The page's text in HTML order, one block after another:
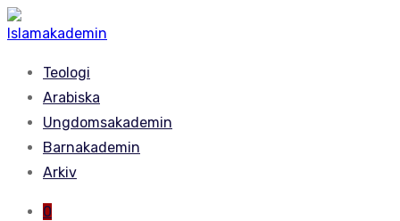
Teologi
Arabiska
Ungdomsakademin
Barnakademin
Arkiv
0